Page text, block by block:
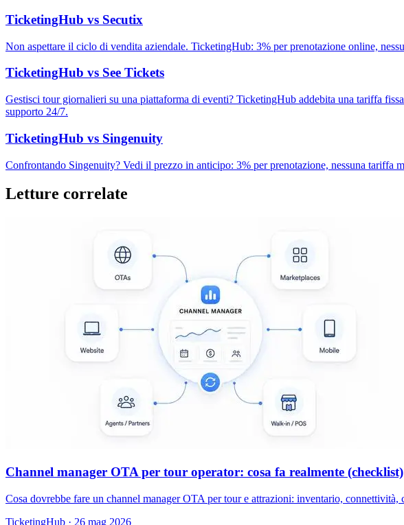
TicketingHub vs Secutix
Non aspettare il ciclo di vendita aziendale. TicketingHub: 3% per prenotazione online,
TicketingHub vs See Tickets
Gestisci tour giornalieri su una piattaforma di eventi? TicketingHub addebita una tariffa
supporto 24/7.
TicketingHub vs Singenuity
Confrontando Singenuity? Vedi il prezzo in anticipo: 3% per prenotazione, nessuna
Letture correlate
Channel manager OTA per tour operator: cosa fa realmente (checklist)
Cosa dovrebbe fare un channel manager OTA per tour e attrazioni: inventario,
TicketingHub · 26 mag 2026